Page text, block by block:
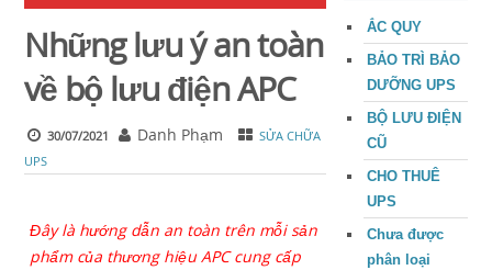
Những lưu ý an toàn
về bộ lưu điện APC
30/07/2021 Danh Phạm
SỬA CHỮA
UPS
Đây là hướng dẫn an toàn trên mỗi sản
phẩm của thương hiệu APC cung cấp
ẮC QUY
BẢO TRÌ BẢO
DƯỠNG UPS
BỘ LƯU ĐIỆN
CŨ
CHO THUÊ
UPS
Chưa được
phân loại